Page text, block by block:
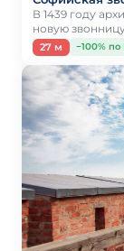
В 1439 году
новую
27 м −100% по